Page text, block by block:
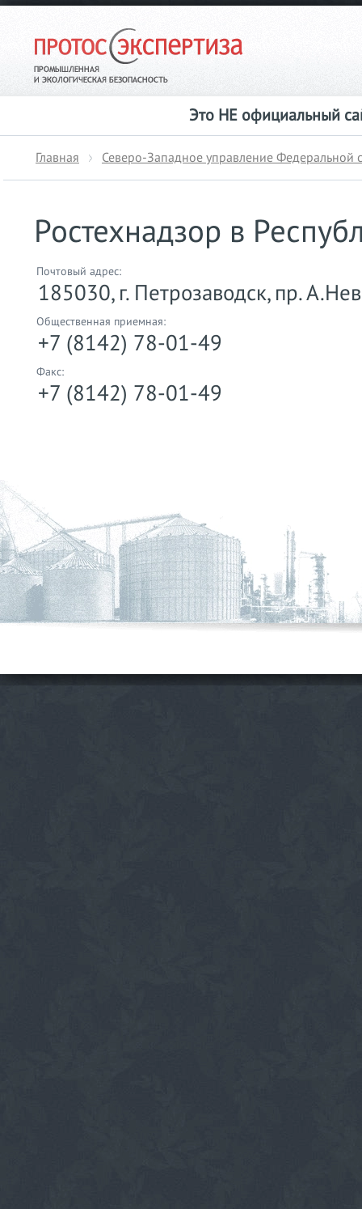
Это НЕ официальный
Главная Северо-Западное управление Федеральной
Ростехнадзор в
Почтовый адрес:
185030, г. Петрозаводск, пр.
Общественная приемная:
+7 (8142) 78-01-49
Факс:
+7 (8142) 78-01-49